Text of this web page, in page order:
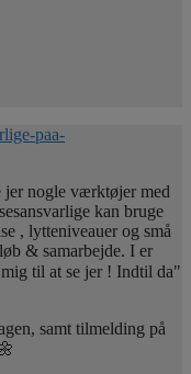
paa-
nogle værktøjer med
kan bruge
, lytteniveauer og små
& samarbejde. I er
til at se jer ! Indtil da"
samt tilmelding på